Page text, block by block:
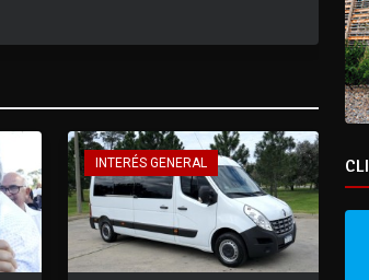
INTERÉS GENERAL